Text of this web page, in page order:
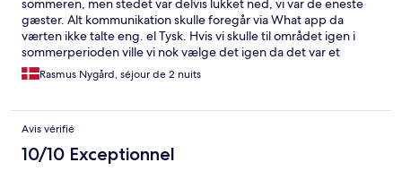
sommeren, men stedet var delvis lukket ned, vi var de eneste
gæster. Alt kommunikation skulle foregår via What app da
værten ikke talte eng. el Tysk. Hvis vi skulle til området igen i
sommerperioden ville vi nok vælge det igen da det var et
spændende hotel.
Rasmus Nygård, séjour de 2 nuits
Avis vérifié
10/10 Exceptionnel